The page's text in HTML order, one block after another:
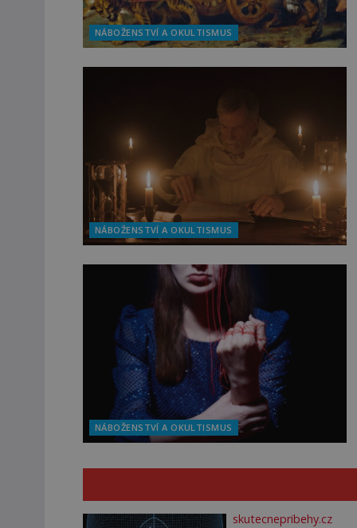
NÁBOŽENSTVÍ A OKULTISMUS
NÁBOŽENSTVÍ A OKULTISMUS
NÁBOŽENSTVÍ A OKULTISMUS
skutecnepribehy.cz